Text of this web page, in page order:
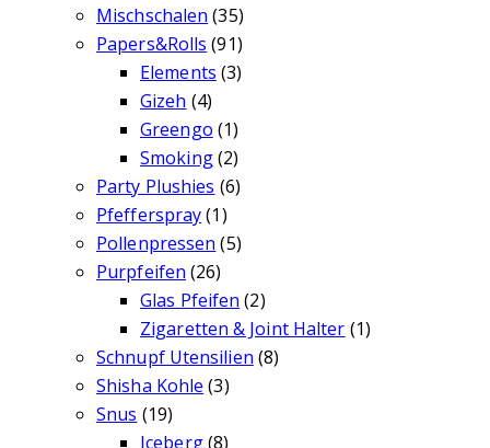
Mischschalen (35)
Papers&Rolls (91)
Elements (3)
Gizeh (4)
Greengo (1)
Smoking(2)
Party Plushies (6)
Pfefferspray(1)
Pollenpressen (5)
Purpfeifen (26)
Glas Pfeifen (2)
Zigaretten & Joint Halter (1)
Schnupf Utensilien (8)
Shisha Kohle (3)
Snus (19)
Iceberg(8)